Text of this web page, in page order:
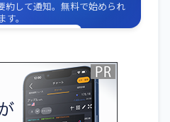
約して通知。無料で始められ
ます。